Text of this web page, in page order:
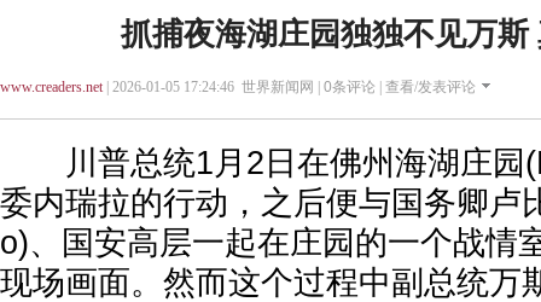
抓捕夜海湖庄园独独不见万斯
www.creaders.net| 2026-01-05 17:24:46 世界新闻网 | 0条评论 | 查看/发表评论
川普总统1月2日在佛州海湖庄园
委内瑞拉的行动，之后便与国务卿卢
o)、国安高层一起在庄园的一个战情
现场画面。然而这个过程中副总统万